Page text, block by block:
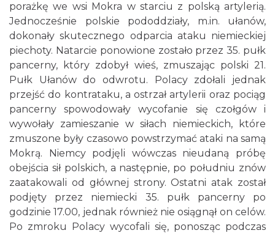
porażkę we wsi Mokra w starciu z polską artylerią.
Jednocześnie polskie pododdziały, m.in. ułanów,
dokonały skutecznego odparcia ataku niemieckiej
piechoty. Natarcie ponowione zostało przez 35. pułk
pancerny, który zdobył wieś, zmuszając polski 21.
Pułk Ułanów do odwrotu. Polacy zdołali jednak
przejść do kontrataku, a ostrzał artylerii oraz pociąg
pancerny spowodowały wycofanie się czołgów i
wywołały zamieszanie w siłach niemieckich, które
zmuszone były czasowo powstrzymać ataki na samą
Mokrą. Niemcy podjęli wówczas nieudaną próbę
obejścia sił polskich, a następnie, po południu znów
zaatakowali od głównej strony. Ostatni atak został
podjęty przez niemiecki 35. pułk pancerny po
godzinie 17.00, jednak również nie osiągnął on celów.
Po zmroku Polacy wycofali się, ponosząc podczas